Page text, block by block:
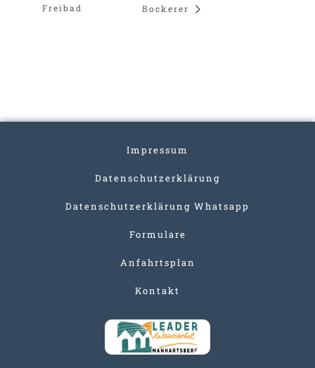
Freibad
Bockerer
Impressum
Datenschutzerklärung
Datenschutzerklärung Whatsapp
Formulare
Anfahrtsplan
Kontakt